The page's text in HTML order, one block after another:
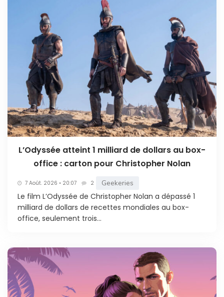
L’Odyssée atteint 1 milliard de dollars au box-
office : carton pour Christopher Nolan
7 Août. 2026 • 20:07 2 Geekeries
Le film L’Odyssée de Christopher Nolan a dépassé 1
milliard de dollars de recettes mondiales au box-
office, seulement trois...